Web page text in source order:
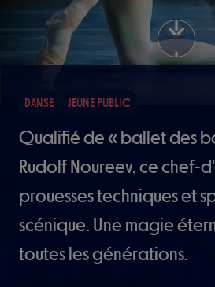
DANSE JEUNE PUBLIC
Qualifié de « ballet des
Rudolf Noureev, ce chef-
prouesses techniques et
scénique. Une magie
toutes les générations.